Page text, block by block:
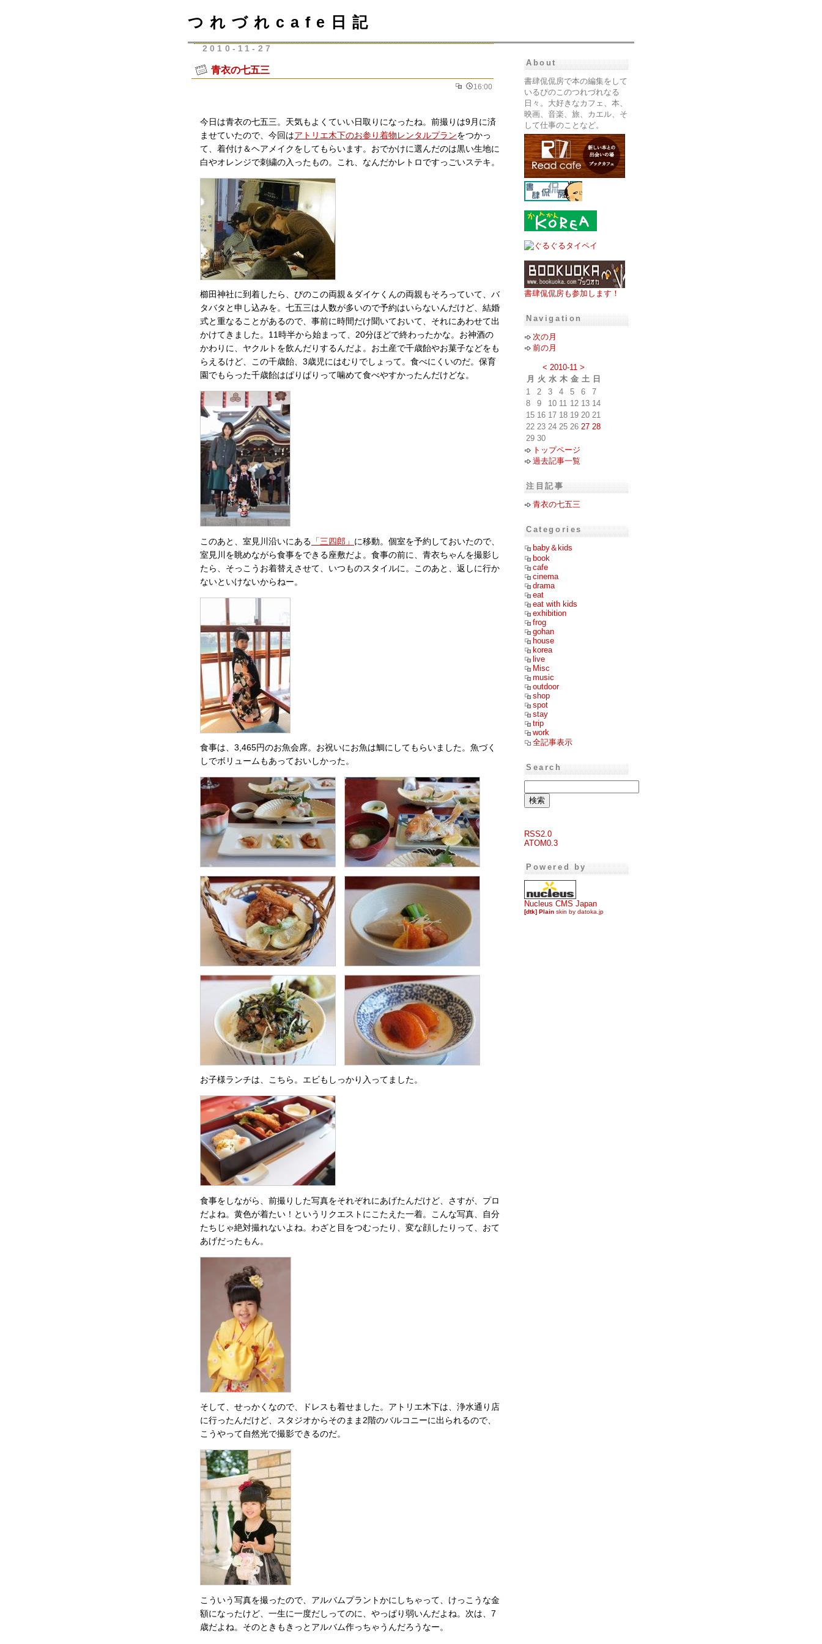
つれづれcafe日記
2010-11-27
青衣の七五三
16:00
今日は青衣の七五三。天気もよくていい日取りになったね。前撮りは9月に済
ませていたので、今回はアトリエ木下のお参り着物レンタルプランをつかっ
て、着付け＆ヘアメイクをしてもらいます。おでかけに選んだのは黒い生地に
白やオレンジで刺繍の入ったもの。これ、なんだかレトロですっごいステキ。
櫛田神社に到着したら、ぴのこの両親＆ダイケくんの両親もそろっていて、バ
タバタと申し込みを。七五三は人数が多いので予約はいらないんだけど、結婚
式と重なることがあるので、事前に時間だけ聞いておいて、それにあわせて出
かけてきました。11時半から始まって、20分ほどで終わったかな。お神酒の
かわりに、ヤクルトを飲んだりするんだよ。お土産で千歳飴やお菓子などをも
らえるけど、この千歳飴、3歳児にはむりでしょって。食べにくいのだ。保育
園でもらった千歳飴はぱりぱりって噛めて食べやすかったんだけどな。
このあと、室見川沿いにある 「三四郎」 に移動。個室を予約しておいたので、
室見川を眺めながら食事をできる座敷だよ。食事の前に、青衣ちゃんを撮影し
たら、そっこうお着替えさせて、いつものスタイルに。このあと、返しに行か
ないといけないからねー。
食事は、3,465円のお魚会席。お祝いにお魚は鯛にしてもらいました。魚づく
しでボリュームもあっておいしかった。
お子様ランチは、こちら。エビもしっかり入ってました。
食事をしながら、前撮りした写真をそれぞれにあげたんだけど、さすが、プロ
だよね。黄色が着たい！というリクエストにこたえた一着。こんな写真、自分
たちじゃ絶対撮れないよね。わざと目をつむったり、変な顔したりって、おて
あげだったもん。
そして、せっかくなので、ドレスも着せました。アトリエ木下は、浄水通り店
に行ったんだけど、スタジオからそのまま2階のバルコニーに出られるので、
こうやって自然光で撮影できるのだ。
こういう写真を撮ったので、アルバムプラントかにしちゃって、けっこうな金
額になったけど、一生に一度だしってのに、やっぱり弱いんだよね。次は、7
歳だよね。そのときもきっとアルバム作っちゃうんだろうなー。
About
書肆侃侃房で本の編集をして
いるぴのこのつれづれなる
日々。大好きなカフェ、本、
映画、音楽、旅、カエル、そ
して仕事のことなど。
書肆侃侃房も参加します！
Navigation
次の月
前の月
< 2010-11 >
月
火 水 木 金 土 日
1
2 3 4 5 6
7
8
9 10 11 12 13 14
15 16 17 18 19 20 21
22 23 24 25 26 27 28
29 30
トップページ
過去記事一覧
注目記事
青衣の七五三
Categories
baby＆kids
book
cafe
cinema
drama
eat
eat with kids
exhibition
frog
gohan
house
korea
live
Misc
music
outdoor
shop
spot
stay
trip
work
全記事表示
Search
RSS2.0
ATOM0.3
Powered by
Nucleus CMS Japan
[dtk] Plain skin by datoka.jp